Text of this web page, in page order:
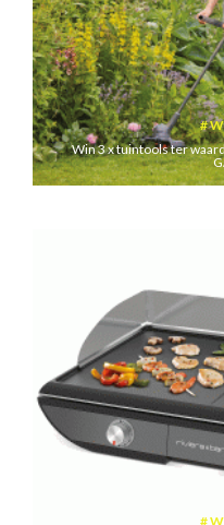
Win 3 x tuintools ter